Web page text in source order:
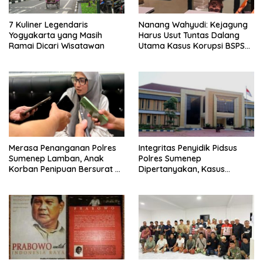
7 Kuliner Legendaris
Yogyakarta yang Masih
Ramai Dicari Wisatawan
Nanang Wahyudi: Kejagung
Harus Usut Tuntas Dalang
Utama Kasus Korupsi BSPS
Merasa Penanganan Polres
Sumenep Lamban, Anak
Korban Penipuan Bersurat ke
Integritas Penyidik Pidsus
Polres Sumenep
Dipertanyakan, Kasus
Kepastian